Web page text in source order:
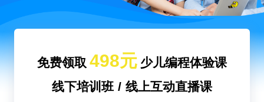
免费领取 498元 少儿编程体验课
线下培训班 / 线上互动直播课